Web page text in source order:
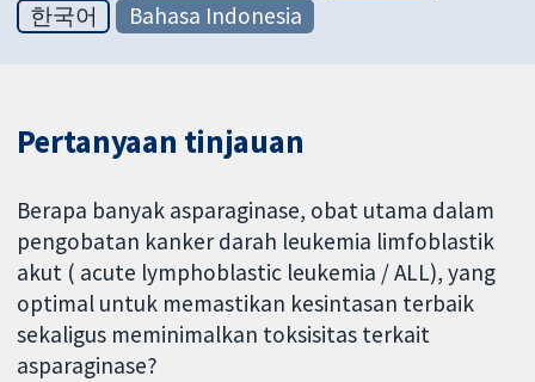
한국어
Bahasa Indonesia
Pertanyaan tinjauan
Berapa banyak asparaginase, obat utama dalam
pengobatan kanker darah leukemia limfoblastik
akut ( acute lymphoblastic leukemia / ALL), yang
optimal untuk memastikan kesintasan terbaik
sekaligus meminimalkan toksisitas terkait
asparaginase?